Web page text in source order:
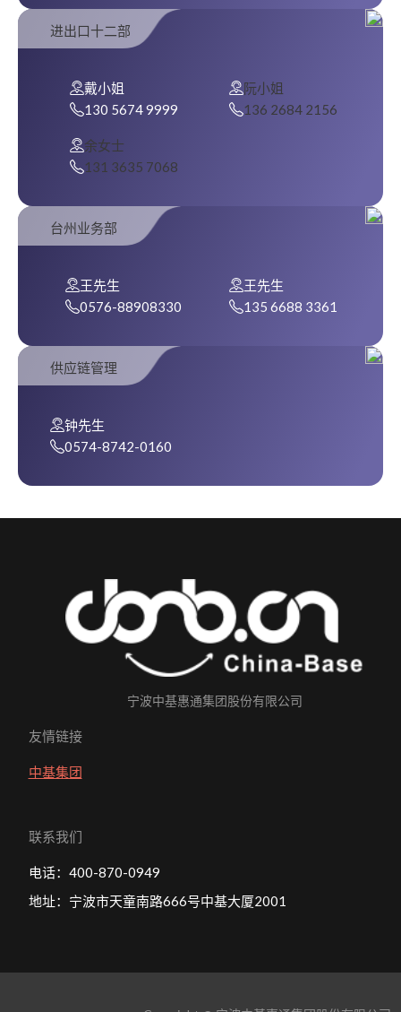
进出口十二部
戴小姐
130 5674 9999
阮小姐
136 2684 2156
余女士
131 3635 7068
台州业务部
王先生
0576-88908330
王先生
135 6688 3361
供应链管理
钟先生
0574-8742-0160
宁波中基惠通集团股份有限公司
友情链接
中基集团
联系我们
电话：400-870-0949
地址：宁波市天童南路666号中基大厦2001